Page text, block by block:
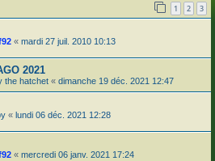
1 2 3
« mardi 27 juil. 2010 10:13
2021
the hatchet « dimanche 19 déc. 2021 12:47
« lundi 06 déc. 2021 12:28
« mercredi 06 janv. 2021 17:24